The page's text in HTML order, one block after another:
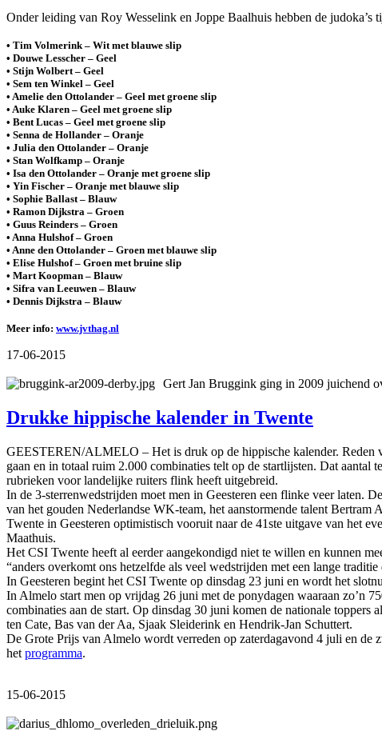
Onder leiding van Roy Wesselink en Joppe Baalhuis hebben de
• Tim Volmerink – Wit met blauwe slip
• Douwe Lesscher – Geel
• Stijn Wolbert – Geel
• Sem ten Winkel – Geel
• Amelie den Ottolander – Geel met groene slip
• Auke Klaren – Geel met groene slip
• Bent Lucas – Geel met groene slip
• Senna de Hollander – Oranje
• Julia den Ottolander – Oranje
• Stan Wolfkamp – Oranje
• Isa den Ottolander – Oranje met groene slip
• Yin Fischer – Oranje met blauwe slip
• Sophie Ballast – Blauw
• Ramon Dijkstra – Groen
• Guus Reinders – Groen
• Anna Hulshof – Groen
• Anne den Ottolander – Groen met blauwe slip
• Elise Hulshof – Groen met bruine slip
• Mart Koopman – Blauw
• Sifra van Leeuwen – Blauw
• Dennis Dijkstra – Blauw
Meer info: www.jvthag.nl
17-06-2015
Gert Jan Bruggink ging in 2009 juichend
Drukke hippische kalender in Twente
GEESTEREN/ALMELO – Het is druk op de hippische kalender. Reden
gaan en in totaal ruim 2.000 combinaties telt op de startlijsten. Dat
rubrieken voor landelijke ruiters flink heeft uitgebreid.
In de 3-sterrenwedstrijden moet men in Geesteren een flinke veer laten.
van het gouden Nederlandse WK-team, het aanstormende talent
Twente in Geesteren optimistisch vooruit naar de 41ste uitgave van het
Maathuis.
Het CSI Twente heeft al eerder aangekondigd niet te willen en kunnen
“anders overkomt ons hetzelfde als veel wedstrijden met een lange
In Geesteren begint het CSI Twente op dinsdag 23 juni en wordt het
In Almelo start men op vrijdag 26 juni met de ponydagen waaraan zo’n
combinaties aan de start. Op dinsdag 30 juni komen de nationale
ten Cate, Bas van der Aa, Sjaak Sleiderink en Hendrik-Jan Schuttert.
De Grote Prijs van Almelo wordt verreden op zaterdagavond 4 juli en
het programma.
15-06-2015